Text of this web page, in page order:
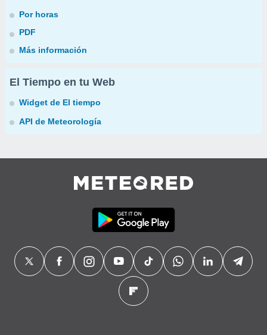
Por horas
PDF
Más información
El Tiempo en tu Web
Widget de El tiempo
API de Meteorología